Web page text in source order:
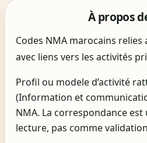
À propos
Codes NMA marocains
avec liens vers les activités
Profil ou modele d’activité
(Information et
NMA. La correspondance
lecture, pas comme